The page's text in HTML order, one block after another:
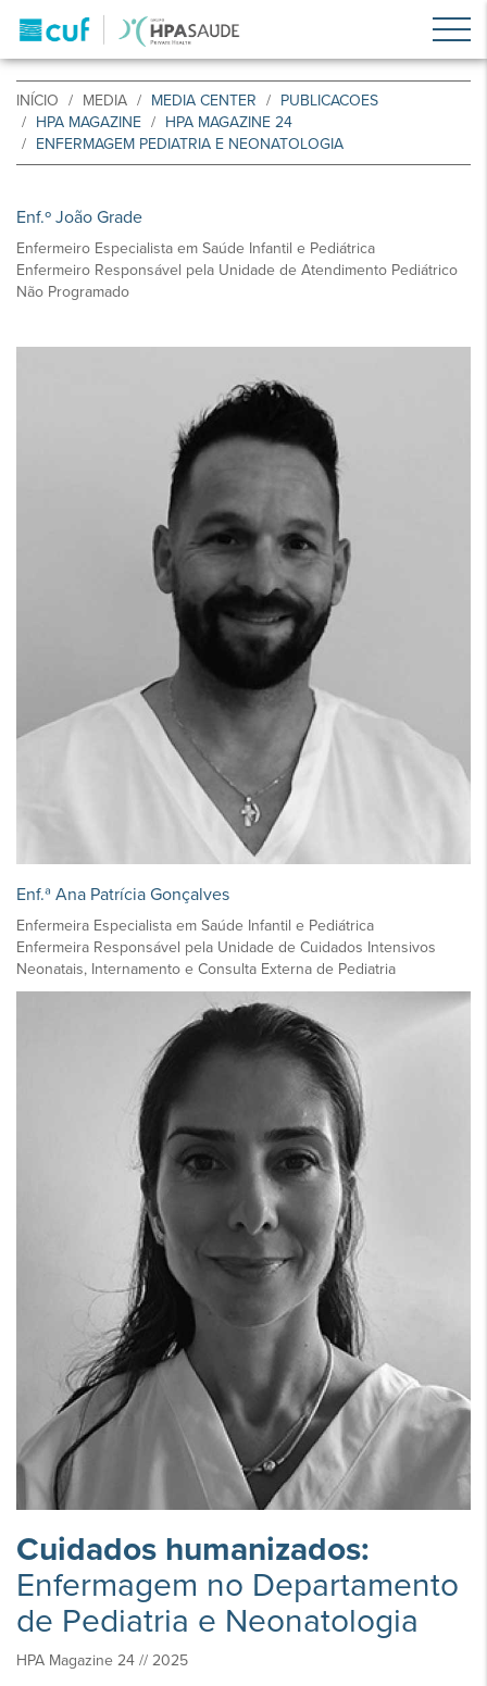
INÍCIO MEDIA MEDIA CENTER
PUBLICACOES
HPA MAGAZINE
HPA MAGAZINE 24
ENFERMAGEM PEDIATRIA E NEONATOLOGIA
Enf.º João Grade
Enfermeiro Especialista em Saúde Infantil e Pediátrica
Enfermeiro Responsável pela Unidade de Atendimento Pediátrico
Não Programado
Enf.ª Ana Patrícia Gonçalves
Enfermeira Especialista em Saúde Infantil e Pediátrica
Enfermeira Responsável pela Unidade de Cuidados Intensivos
Neonatais, Internamento e Consulta Externa de Pediatria
Cuidados humanizados:
Enfermagem no Departamento
de Pediatria e Neonatologia
HPA Magazine 24 // 2025